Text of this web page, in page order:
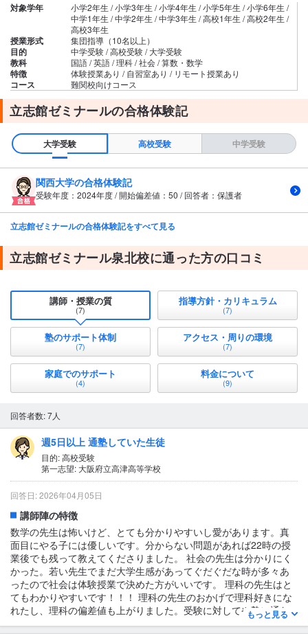
対象学年
小学2年生 / 小学3年生 / 小学4年生 / 小学5年生 / 小学6年生 /
中学1年生 / 中学2年生 / 中学3年生 / 高校1年生 / 高校2年生 /
高校3年生
授業形式 集団指導（10名以上）
目的 中学受験 / 高校受験 / 大学受験
教科 国語 / 英語 / 理科 / 社会 / 算数・数学
特徴 体験授業あり / 自習室あり / リモート授業あり
コース 難関校向けコース
立志館ゼミナールの合格体験記
大学受験 高校受験 中学受験
関西大学の合格体験記
受験年度：2024年度 / 開始偏差値：50 / 回答者：保護者
立志館ゼミナールの合格体験記をすべて見る
立志館ゼミナール泉北校に通った方の口コミ
講師・授業の質
(7)
指導方針・カリキュラム
(7)
塾のサポート体制
(7)
アクセス・周りの環境
(7)
家庭でのサポート
(4)
料金について
(9)
回答者数: 7人
週5日以上 通塾していた生徒
目的: 高校受験
第一志望: 大阪府立高津高等学校
回答日: 2026年04月05日
講師陣の特徴
数学の先生は怖いけど、とても分かりやすいし愛があります。真
面目にやる子には優しいです。分からない問題があれば22時の授
業後でも残って教えてくださりました。 社会の先生は分かりにく
かった。若い先生でまだ大学生感があってぐだぐだな時が多々あ
ったので社会は体験授業で決めた方がいいです。 理科の先生はと
てもわかりやすいです！！！ 理科の先生のおかげで理科好きにな
れたし、理科の偏差値も上がりました。受験に対してや塾に通わ
せてもらってる身としての態度など、知識だけでなく態度の指導
もっと見る